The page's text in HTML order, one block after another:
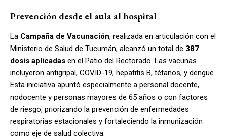
Prevención desde el aula al hospital
La Campaña de Vacunación, realizada en articulación con el
Ministerio de Salud de Tucumán, alcanzó un total de 387
dosis aplicadas en el Patio del Rectorado. Las vacunas
incluyeron antigripal, COVID-19, hepatitis B, tétanos, y dengue.
Esta iniciativa apuntó especialmente a personal docente,
nodocente y personas mayores de 65 años o con factores
de riesgo, priorizando la prevención de enfermedades
respiratorias estacionales y fortaleciendo la inmunización
como eje de salud colectiva.